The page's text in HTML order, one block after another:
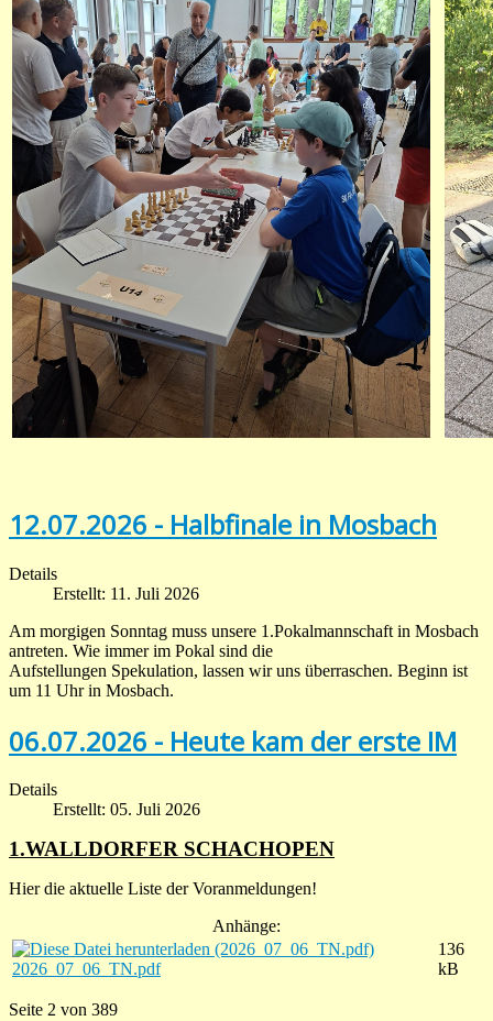
12.07.2026 - Halbfinale in Mosbach
Details
Erstellt: 11. Juli 2026
Am morgigen Sonntag muss unsere 1.Pokalmannschaft in Mosbach
antreten. Wie immer im Pokal sind die
Aufstellungen Spekulation, lassen wir uns überraschen. Beginn ist
um 11 Uhr in Mosbach.
06.07.2026 - Heute kam der erste IM
Details
Erstellt: 05. Juli 2026
1.WALLDORFER SCHACHOPEN
Hier die aktuelle Liste der Voranmeldungen!
Anhänge:
2026_07_06_TN.pdf
136
kB
Seite 2 von 389